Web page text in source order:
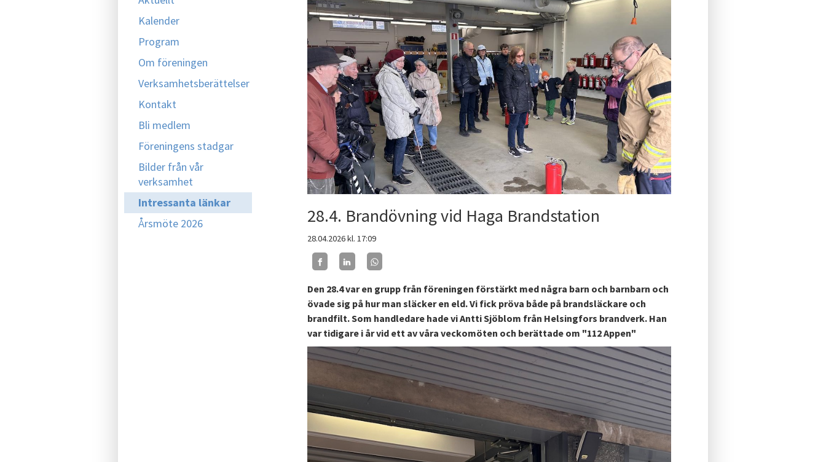
Kalender
Program
Om föreningen
Verksamhetsberättelser
Kontakt
Bli medlem
Föreningens stadgar
Bilder från vår
verksamhet
Intressanta länkar
Årsmöte 2026
28.4. Brandövning vid Haga Brandstation
28.04.2026kl. 17:09
Den 28.4 var en grupp från föreningen förstärkt med några barn och barnbarn och
övade sig på hur man släcker en eld. Vi fick pröva både på brandsläckare och
brandfilt. Som handledare hade vi Antti Sjöblom från Helsingfors brandverk. Han
var tidigare i år vid ett av våra veckomöten och berättade om "112 Appen"